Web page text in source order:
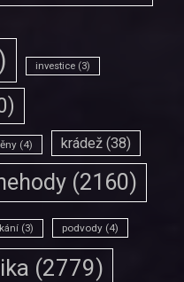
investice (3)
(4) krádež (38)
(2160)
(3) podvody (4)
(2779)